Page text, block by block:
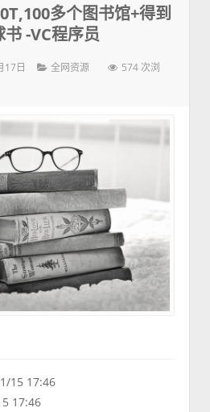
多个图书馆+得到
-VC程序员
17日 全网资源
574 次浏
15 17:46
17:46